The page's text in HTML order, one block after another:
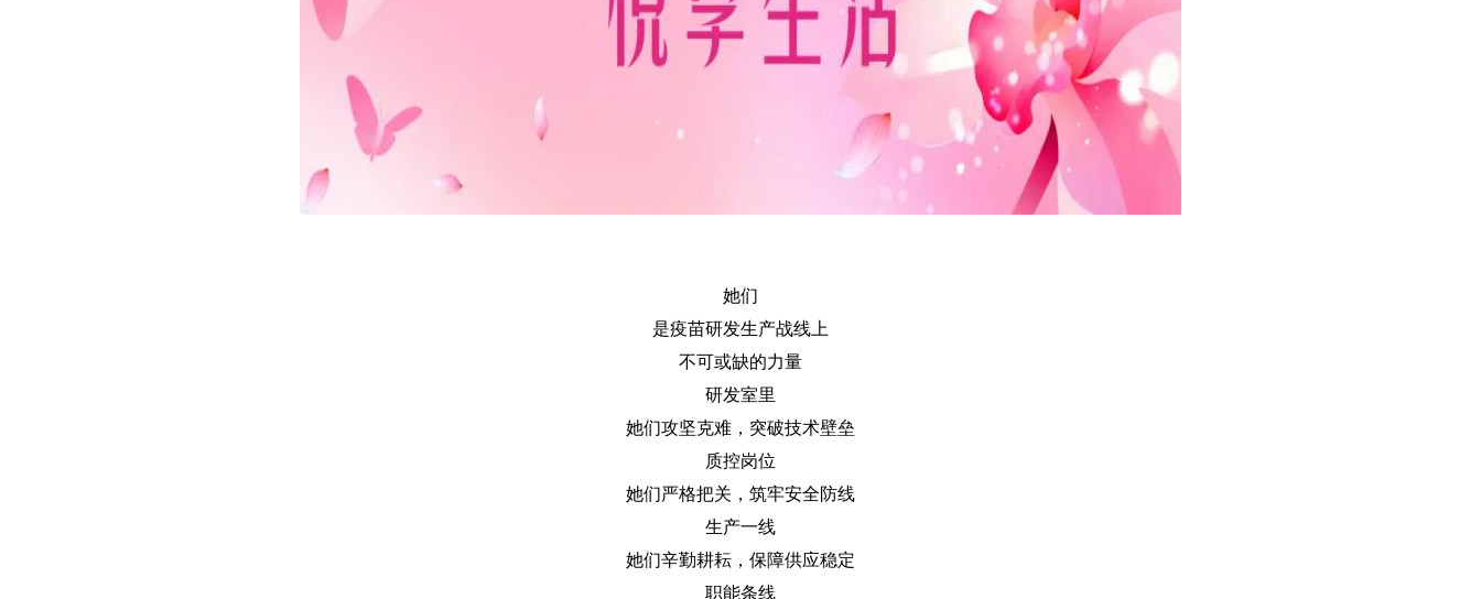
她们
是疫苗研发生产战线上
不可或缺的力量
研发室里
她们攻坚克难，突破技术壁垒
质控岗位
她们严格把关，筑牢安全防线
生产一线
她们辛勤耕耘，保障供应稳定
职能条线